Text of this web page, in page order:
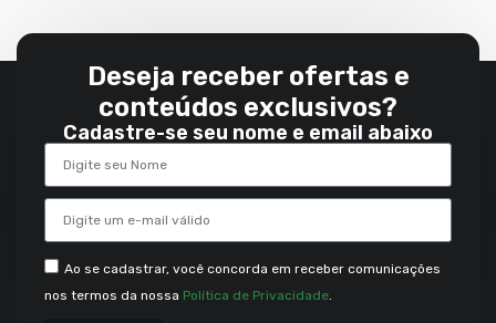
Deseja receber ofertas e
conteúdos exclusivos?
Cadastre-se seu nome e email abaixo
Ao se cadastrar, você concorda em receber comunicações
nos termos da nossa Política de Privacidade